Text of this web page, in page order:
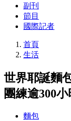
副刊
節目
國際記者
首頁
生活
世界耶誕麵
團練逾300小
麵包